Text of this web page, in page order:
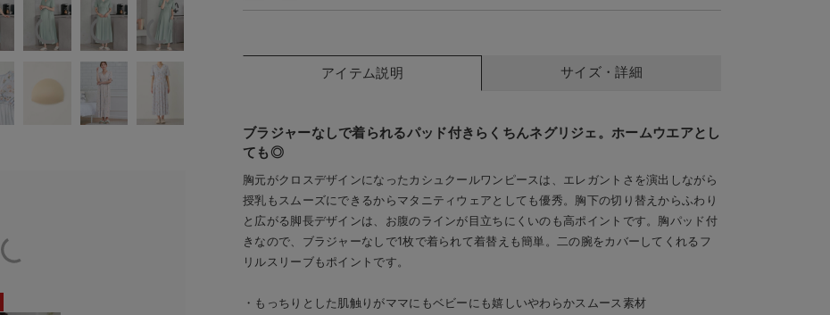
アイテム説明 サイズ・詳細
ブラジャーなしで着られるパッド付きらくちんネグリジェ。ホームウエアとし
ても◎
胸元がクロスデザインになったカシュクールワンピースは、エレガントさを演出しながら
授乳もスムーズにできるからマタニティウェアとしても優秀。胸下の切り替えからふわり
と広がる脚長デザインは、お腹のラインが目立ちにくいのも高ポイントです。胸パッド付
きなので、ブラジャーなしで1枚で着られて着替えも簡単。二の腕をカバーしてくれるフ
リルスリーブもポイントです。
・もっちりとした肌触りがママにもベビーにも嬉しいやわらかスムース素材